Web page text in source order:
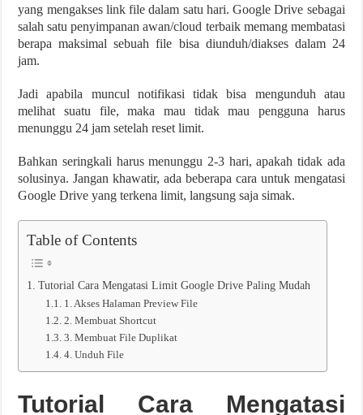
yang mengakses link file dalam satu hari. Google Drive sebagai
salah satu penyimpanan awan/cloud terbaik memang membatasi
berapa maksimal sebuah file bisa diunduh/diakses dalam 24
jam.
Jadi apabila muncul notifikasi tidak bisa mengunduh atau
melihat suatu file, maka mau tidak mau pengguna harus
menunggu 24 jam setelah reset limit.
Bahkan seringkali harus menunggu 2-3 hari, apakah tidak ada
solusinya. Jangan khawatir, ada beberapa cara untuk mengatasi
Google Drive yang terkena limit, langsung saja simak.
Table of Contents
Tutorial Cara Mengatasi Limit Google Drive Paling Mudah
1. Akses Halaman Preview File
2. Membuat Shortcut
3. Membuat File Duplikat
4. Unduh File
Tutorial Cara Mengatasi